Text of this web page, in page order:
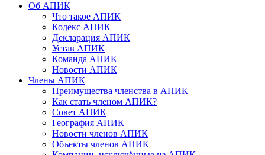
Об АПИК
Что такое АПИК
Кодекс АПИК
Декларация АПИК
Устав АПИК
Команда АПИК
Новости АПИК
Члены АПИК
Преимущества членства в АПИК
Как стать членом АПИК?
Совет АПИК
География АПИК
Новости членов АПИК
Объекты членов АПИК